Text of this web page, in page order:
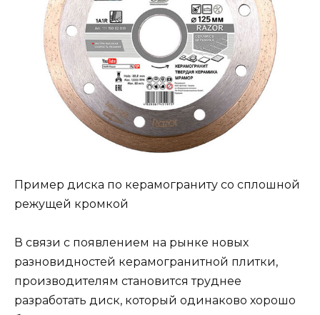
Пример диска по керамограниту со сплошной
режущей кромкой
В связи с появлением на рынке новых
разновидностей керамогранитной плитки,
производителям становится труднее
разработать диск, который одинаково хорошо